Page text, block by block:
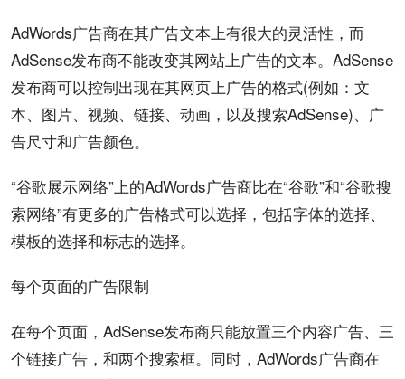
AdWords广告商在其广告文本上有很大的灵活性，而
AdSense发布商不能改变其网站上广告的文本。AdSense
发布商可以控制出现在其网页上广告的格式(例如：文
本、图片、 视频、链接、动画，以及搜索AdSense)、广
告尺寸和广告颜色。
“谷歌展示网络”上的AdWords广告商比在“谷歌”和“谷歌搜
索网络”有更多的广告格式可以选择，包括字体的选择、
模板的选择和标志的选择。
每个页面的广告限制
在每个页面，AdSense发布商只能放置三个内容广告、三
个链接广告，和两个搜索框。同时，AdWords广告商在